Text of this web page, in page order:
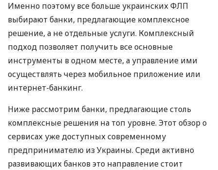
Именно поэтому все больше украинских ФЛП
выбирают банки, предлагающие комплексное
решение, а не отдельные услуги. Комплексный
подход позволяет получить все основные
инструменты в одном месте, а управление ими
осуществлять через мобильное приложение или
интернет-банкинг.
Ниже рассмотрим банки, предлагающие столь
комплексные решения на топ уровне. Этот обзор о
сервисах уже доступных современному
предпринимателю из Украины. Среди активно
развивающих банков это направление стоит